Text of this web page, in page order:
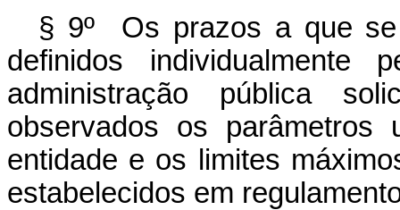
§ 9º Os prazos a que
definidos
administração pública
observados os
entidade e os limites
estabelecidos em